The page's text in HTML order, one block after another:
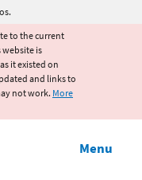
to the current
website is
it existed on
and links to
not work. More
Menu